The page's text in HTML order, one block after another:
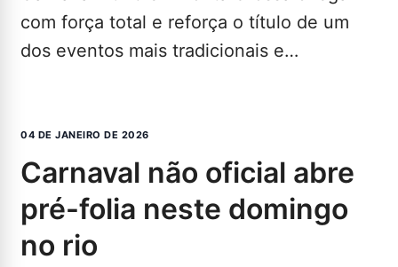
com força total e reforça o título de um
dos eventos mais tradicionais e
04 DE JANEIRO DE 2026
carnaval não oficial abre
pré-folia neste domingo
no rio